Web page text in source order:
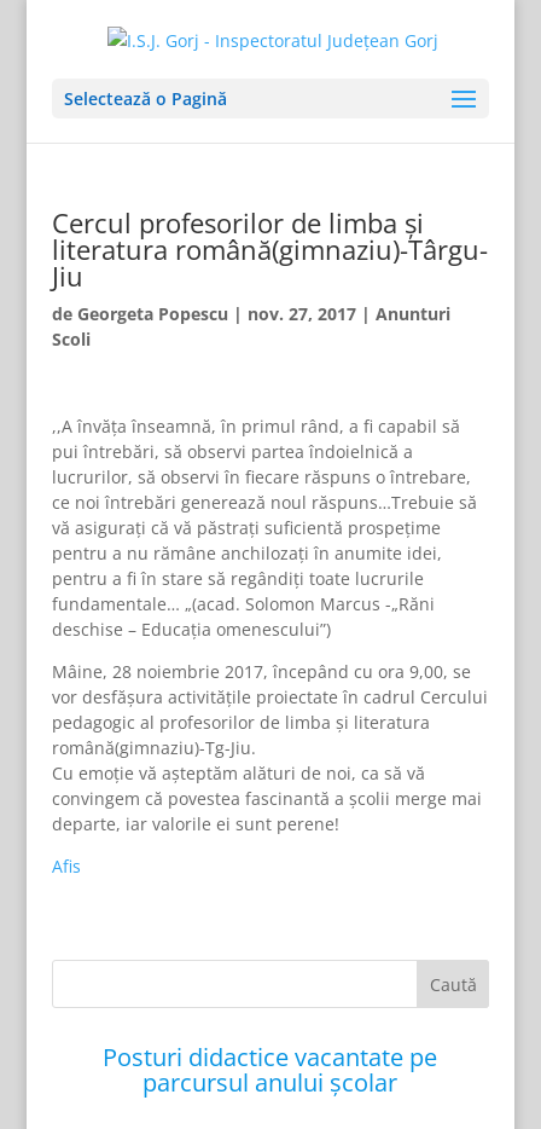
Selectează o Pagină
Cercul profesorilor de limba și
literatura română(gimnaziu)-Târgu-
Jiu
de Georgeta Popescu | nov. 27, 2017| Anunturi
Scoli
,,A învăța înseamnă, în primul rând, a fi capabil să
pui întrebări, să observi partea îndoielnică a
lucrurilor, să observi în fiecare răspuns o întrebare,
ce noi întrebări generează noul răspuns…Trebuie să
vă asigurați că vă păstrați suficientă prospețime
pentru a nu rămâne anchilozați în anumite idei,
pentru a fi în stare să regândiți toate lucrurile
fundamentale… „(acad. Solomon Marcus -„Răni
deschise – Educația omenescului”)
Mâine, 28 noiembrie 2017, începând cu ora 9,00, se
vor desfășura activitățile proiectate în cadrul Cercului
pedagogic al profesorilor de limba și literatura
română(gimnaziu)-Tg-Jiu.
Cu emoție vă așteptăm alături de noi, ca să vă
convingem că povestea fascinantă a școlii merge mai
departe, iar valorile ei sunt perene!
Afis
Posturi didactice vacantate pe
parcursul anului școlar